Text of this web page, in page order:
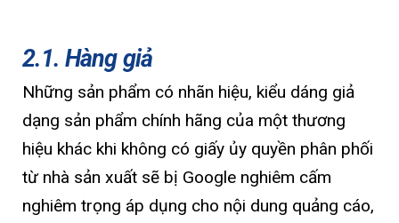
2.1. Hàng giả
Những sản phẩm có nhãn hiệu, kiểu dáng giả
dạng sản phẩm chính hãng của một thương
hiệu khác khi không có giấy ủy quyền phân phối
từ nhà sản xuất sẽ bị Google nghiêm cấm
nghiêm trọng áp dụng cho nội dung quảng cáo,